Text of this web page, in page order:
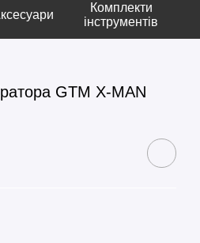
Комплекти
інструментів
GTM X-MAN